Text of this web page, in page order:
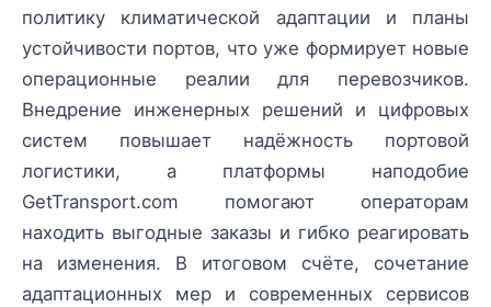
политику климатической адаптации и планы
устойчивости портов, что уже формирует новые
операционные реалии для перевозчиков.
Внедрение инженерных решений и цифровых
систем повышает надёжность портовой
логистики, а платформы наподобие
GetTransport.com помогают операторам
находить выгодные заказы и гибко реагировать
на изменения. В итоговом счёте, сочетание
адаптационных мер и современных сервисов